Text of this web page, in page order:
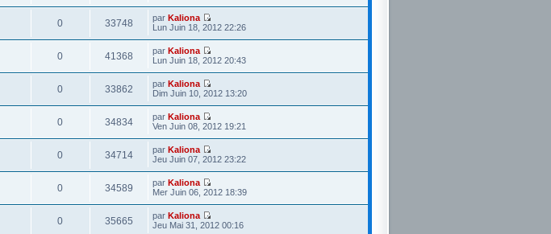
0 33748 par Kaliona
Lun Juin 18, 2012 22:26
0 41368 par Kaliona
Lun Juin 18, 2012 20:43
0 33862 par Kaliona
Dim Juin 10, 2012 13:20
0 34834 par Kaliona
Ven Juin 08, 2012 19:21
0 34714 par Kaliona
Jeu Juin 07, 2012 23:22
0 34589 par Kaliona
Mer Juin 06, 2012 18:39
0 35665 par Kaliona
Jeu Mai 31, 2012 00:16